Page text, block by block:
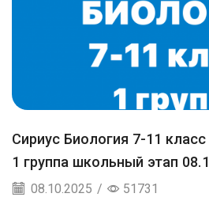
Сириус Биология 7-11
1 группа школьный этап
08.10.2025 / 51731